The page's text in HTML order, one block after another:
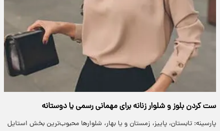
ست کردن بلوز و شلوار زنانه برای مهمانی رسمی یا دوستانه
پارسینه: تابستان، پاییز، زمستان و یا بهار، شلوار‌ها محبوب‌ترین بخش استایل